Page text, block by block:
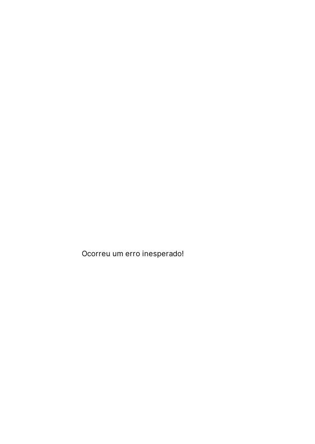
Ocorreu um erro inesperado!